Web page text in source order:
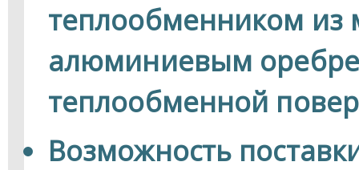
теплообменником из
алюминиевым
теплообменной
Возможность